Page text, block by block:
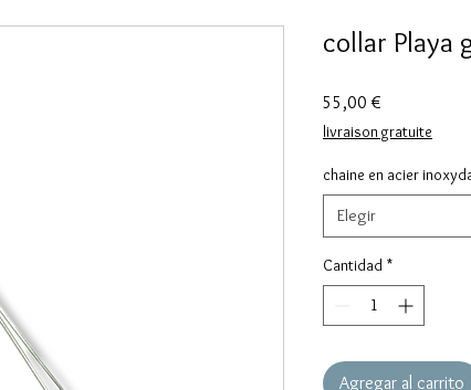
collar Playa
55,00 €
livraison gratuite
chaine en acier
Elegir
Cantidad *
Agregar al carrito